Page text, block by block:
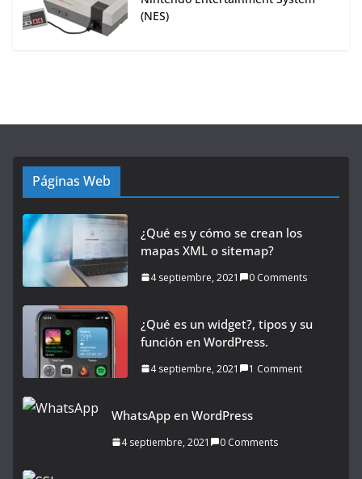
(NES)
Páginas Web
¿Qué es y cómo se crean los
mapas XML o sitemap?
4 septiembre, 2021 0 Comments
¿Qué es un widget?, tipos y su
función en WordPress.
4 septiembre, 2021 1 Comment
WhatsApp en WordPress
4 septiembre, 2021 0 Comments